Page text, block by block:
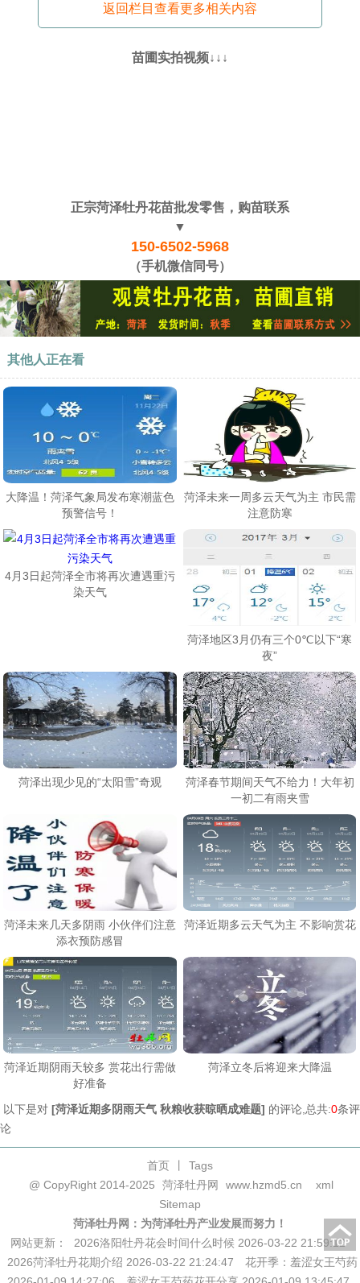
返回栏目查看更多相关内容
苗圃实拍视频↓↓↓
正宗菏泽牡丹花苗批发零售，购苗联系
▼
150-6502-5968
（手机微信同号）
其他人正在看
大降温！菏泽气象局发布寒潮蓝色
预警信号！
菏泽未来一周多云天气为主 市民需
注意防寒
4月3日起菏泽全市将再次遭遇重污
染天气
菏泽地区3月仍有三个0℃以下“寒
夜”
菏泽出现少见的“太阳雪”奇观
菏泽春节期间天气不给力！大年初
一初二有雨夹雪
菏泽未来几天多阴雨 小伙伴们注意
添衣预防感冒
菏泽近期多云天气为主 不影响赏花
菏泽近期阴雨天较多 赏花出行需做
好准备
菏泽立冬后将迎来大降温
以下是对 [菏泽近期多阴雨天气 秋粮收获晾晒成难题] 的评论,总共:0条评
论
首页
Tags
@ CopyRight 2014-2025
菏泽牡丹网 www.hzmd5.cn
xml
Sitemap
菏泽牡丹网：为菏泽牡丹产业发展而努力！
网站更新：
2026洛阳牡丹花会时间什么时候 2026-03-22 21:59:12
2026菏泽牡丹花期介绍 2026-03-22 21:24:47
花开季：羞涩女王芍药